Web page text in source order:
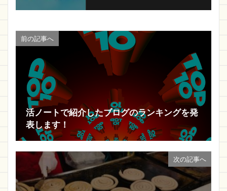
前の記事へ
活ノートで紹介したブログのランキングを発
表します！
次の記事へ